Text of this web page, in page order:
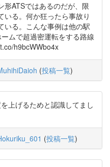
形ATSではあるのだが、限
いる。何か狂ったら事故り
いる。こんな事例は他の駅
ムで超過密運転をする路線
h9bcWWbo4x
(投稿一覧)
上げるためと認識してまし
(投稿一覧)